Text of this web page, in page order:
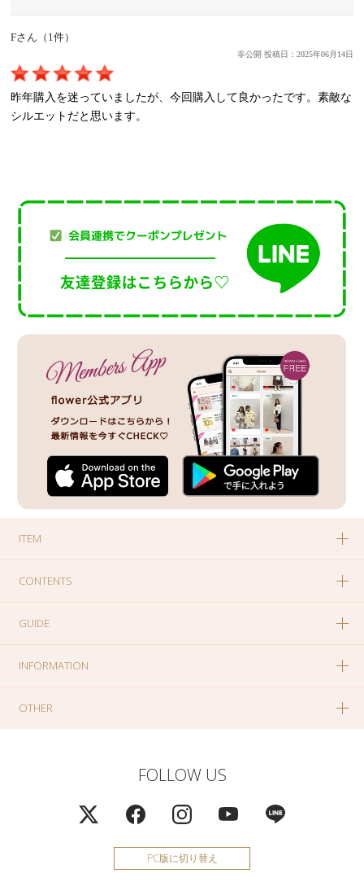
Fさん（1件）
非公開 投稿日：2025年06月14日
昨年購入を迷っていましたが、今回購入して良かったです。素敵な
シルエットだと思います。
ITEM
CONTENTS
GUIDE
INFORMATION
OTHER
FOLLOW US
PC版に切り替え